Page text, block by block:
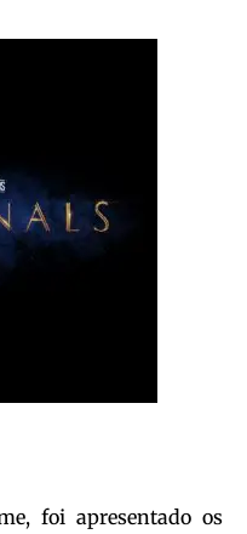
foi apresentado os